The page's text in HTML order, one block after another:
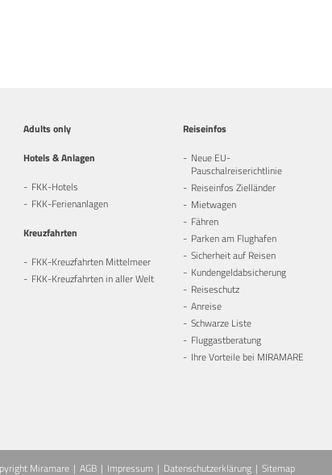
Adults only
Hotels & Anlagen
FKK-Hotels
FKK-Ferienanlagen
Kreuzfahrten
FKK-Kreuzfahrten Mittelmeer
FKK-Kreuzfahrten in aller Welt
Reiseinfos
Neue EU-
Pauschalreiserichtlinie
Reiseinfos Zielländer
Mietwagen
Fähren
Parken am Flughafen
Sicherheit auf Reisen
Kundengeldabsicherung
Reiseschutz
Anreise
Schwarze Liste
Fluggastberatung
Ihre Vorteile bei MIRAMARE
Miramare AGB Impressum Datenschutzerklärung Sitemap